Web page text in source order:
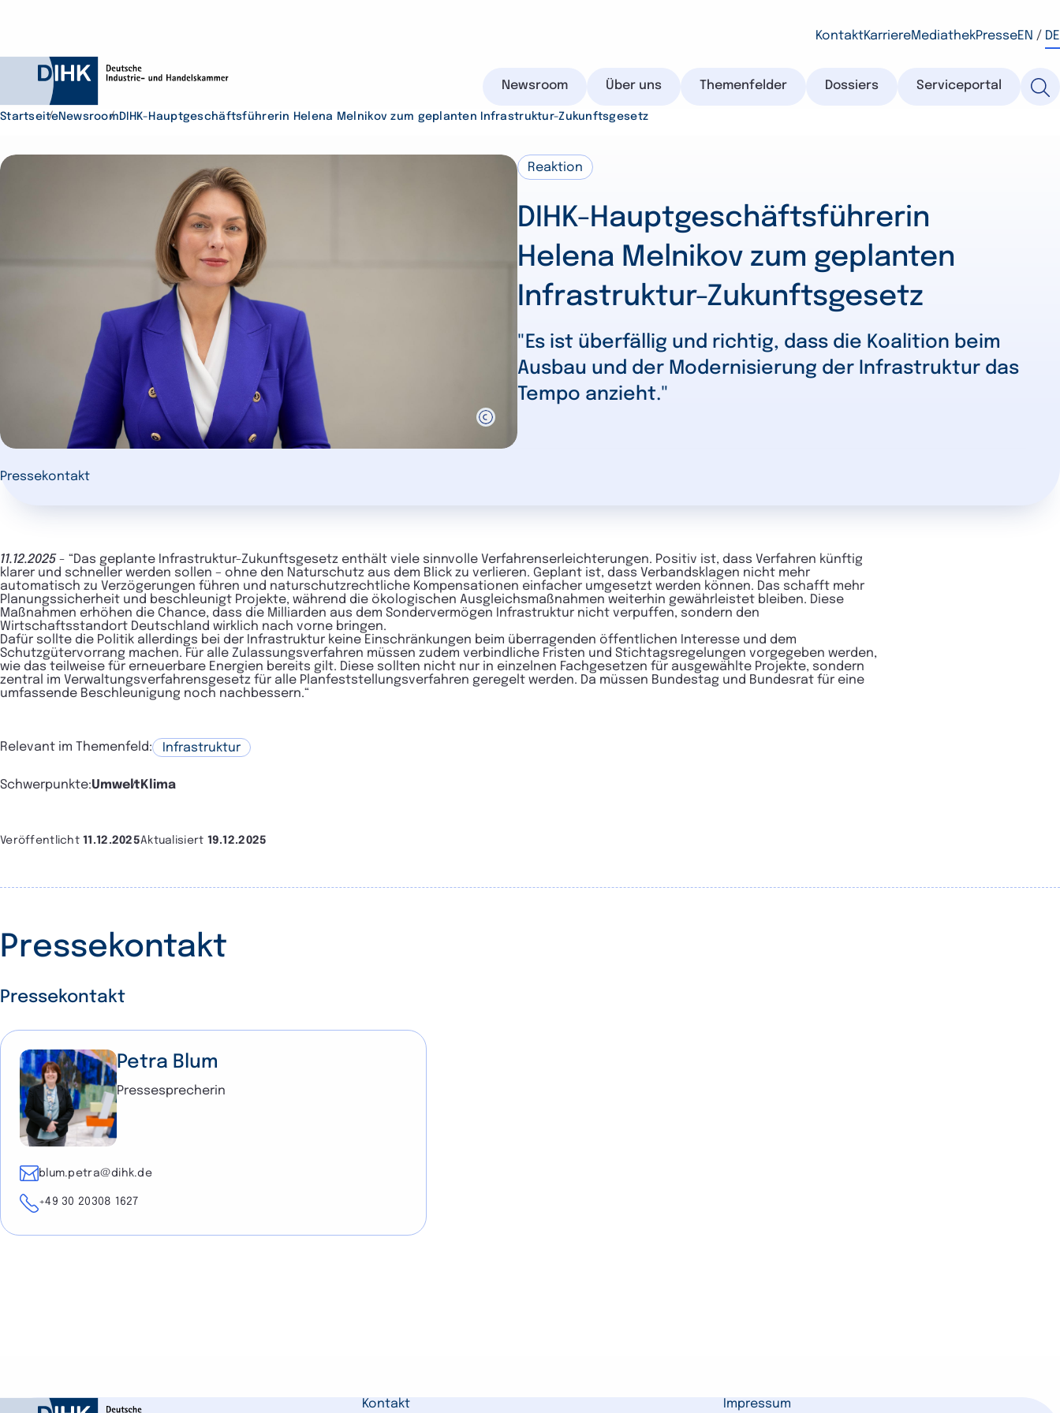
KontaktKarriereMediathekPresseEN / DE
Newsroom Über uns Themenfelder Dossiers Serviceportal
Durchsuchen Sie DIHK.de
Suchen
StartseiteNewsroom DIHK-Hauptgeschäftsführerin Helena Melnikov zum geplanten Infrastruktur-Zukunftsgesetz
Reaktion
DIHK-Hauptgeschäftsführerin
Helena Melnikov zum geplanten
Infrastruktur-Zukunftsgesetz
"Es ist überfällig und richtig, dass die Koalition beim
Ausbau und der Modernisierung der Infrastruktur das
Tempo anzieht."
Pressekontakt
11.12.2025 - “Das geplante Infrastruktur-Zukunftsgesetz enthält viele sinnvolle Verfahrenserleichterungen. Positiv ist, dass Verfahren künftig
klarer und schneller werden sollen – ohne den Naturschutz aus dem Blick zu verlieren. Geplant ist, dass Verbandsklagen nicht mehr
automatisch zu Verzögerungen führen und naturschutzrechtliche Kompensationen einfacher umgesetzt werden können. Das schafft mehr
Planungssicherheit und beschleunigt Projekte, während die ökologischen Ausgleichsmaßnahmen weiterhin gewährleistet bleiben. Diese
Maßnahmen erhöhen die Chance, dass die Milliarden aus dem Sondervermögen Infrastruktur nicht verpuffen, sondern den
Wirtschaftsstandort Deutschland wirklich nach vorne bringen.
Dafür sollte die Politik allerdings bei der Infrastruktur keine Einschränkungen beim überragenden öffentlichen Interesse und dem
Schutzgütervorrang machen. Für alle Zulassungsverfahren müssen zudem verbindliche Fristen und Stichtagsregelungen vorgegeben werden,
wie das teilweise für erneuerbare Energien bereits gilt. Diese sollten nicht nur in einzelnen Fachgesetzen für ausgewählte Projekte, sondern
zentral im Verwaltungsverfahrensgesetz für alle Planfeststellungsverfahren geregelt werden. Da müssen Bundestag und Bundesrat für eine
umfassende Beschleunigung noch nachbessern.“
Relevant im Themenfeld: Infrastruktur
Schwerpunkte:UmweltKlima
Veröffentlicht11.12.2025Aktualisiert 19.12.2025
Pressekontakt
Pressekontakt
Petra Blum
Pressesprecherin
E-Mailblum.petra@dihk.de
Telefon
+49 30 20308 1627
Kontakt Impressum